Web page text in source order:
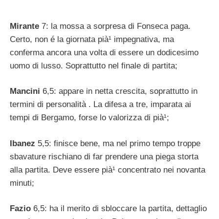
Mirante 7: la mossa a sorpresa di Fonseca paga.
Certo, non é la giornata pià¹ impegnativa, ma
conferma ancora una volta di essere un dodicesimo
uomo di lusso. Soprattutto nel finale di partita;
Mancini 6,5: appare in netta crescita, soprattutto in
termini di personalità . La difesa a tre, imparata ai
tempi di Bergamo, forse lo valorizza di pià¹;
Ibanez 5,5: finisce bene, ma nel primo tempo troppe
sbavature rischiano di far prendere una piega storta
alla partita. Deve essere pià¹ concentrato nei novanta
minuti;
Fazio 6,5: ha il merito di sbloccare la partita, dettaglio